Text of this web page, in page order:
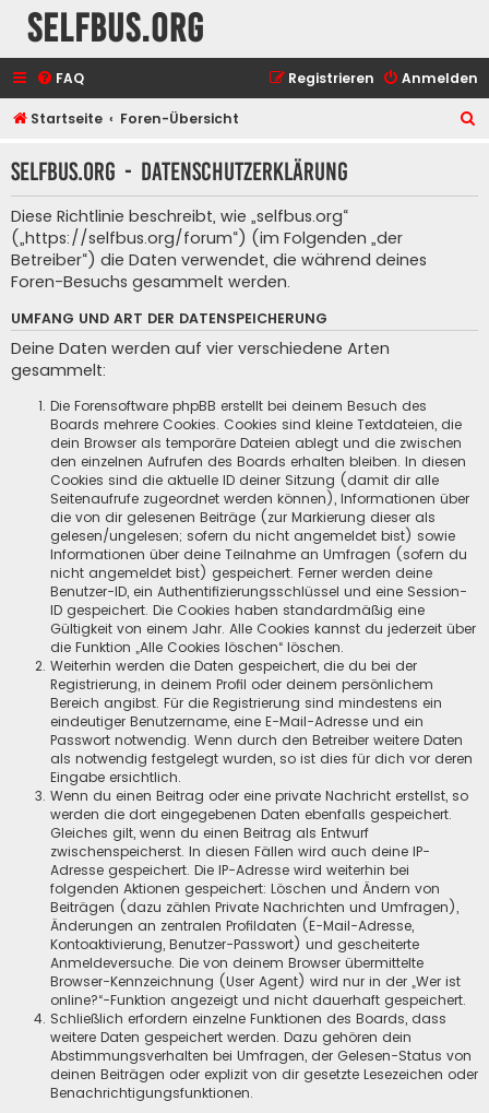
selfbus.org
FAQ Anmelden
Registrieren
Startseite Foren-Übersicht
h
selfbus.org - Datenschutzerklärung
Diese Richtlinie beschreibt, wie „selfbus.org“
(„https://selfbus.org/forum“) (im Folgenden „der
Betreiber“) die Daten verwendet, die während deines
Foren-Besuchs gesammelt werden.
UMFANG UND ART DER DATENSPEICHERUNG
Deine Daten werden auf vier verschiedene Arten
gesammelt:
Die Forensoftware phpBB erstellt bei deinem Besuch des
Boards mehrere Cookies. Cookies sind kleine Textdateien, die
dein Browser als temporäre Dateien ablegt und die zwischen
den einzelnen Aufrufen des Boards erhalten bleiben. In diesen
Cookies sind die aktuelle ID deiner Sitzung (damit dir alle
Seitenaufrufe zugeordnet werden können), Informationen über
die von dir gelesenen Beiträge (zur Markierung dieser als
gelesen/ungelesen; sofern du nicht angemeldet bist) sowie
Informationen über deine Teilnahme an Umfragen (sofern du
nicht angemeldet bist) gespeichert. Ferner werden deine
Benutzer-ID, ein Authentifizierungsschlüssel und eine Session-
ID gespeichert. Die Cookies haben standardmäßig eine
Gültigkeit von einem Jahr. Alle Cookies kannst du jederzeit über
die Funktion „Alle Cookies löschen“ löschen.
Weiterhin werden die Daten gespeichert, die du bei der
Registrierung, in deinem Profil oder deinem persönlichem
Bereich angibst. Für die Registrierung sind mindestens ein
eindeutiger Benutzername, eine E-Mail-Adresse und ein
Passwort notwendig. Wenn durch den Betreiber weitere Daten
als notwendig festgelegt wurden, so ist dies für dich vor deren
Eingabe ersichtlich.
Wenn du einen Beitrag oder eine private Nachricht erstellst, so
werden die dort eingegebenen Daten ebenfalls gespeichert.
Gleiches gilt, wenn du einen Beitrag als Entwurf
zwischenspeicherst. In diesen Fällen wird auch deine IP-
Adresse gespeichert. Die IP-Adresse wird weiterhin bei
folgenden Aktionen gespeichert: Löschen und Ändern von
Beiträgen (dazu zählen Private Nachrichten und Umfragen),
Änderungen an zentralen Profildaten (E-Mail-Adresse,
Kontoaktivierung, Benutzer-Passwort) und gescheiterte
Anmeldeversuche. Die von deinem Browser übermittelte
Browser-Kennzeichnung (User Agent) wird nur in der „Wer ist
online?“-Funktion angezeigt und nicht dauerhaft gespeichert.
Schließlich erfordern einzelne Funktionen des Boards, dass
weitere Daten gespeichert werden. Dazu gehören dein
Abstimmungsverhalten bei Umfragen, der Gelesen-Status von
deinen Beiträgen oder explizit von dir gesetzte Lesezeichen oder
Benachrichtigungsfunktionen.